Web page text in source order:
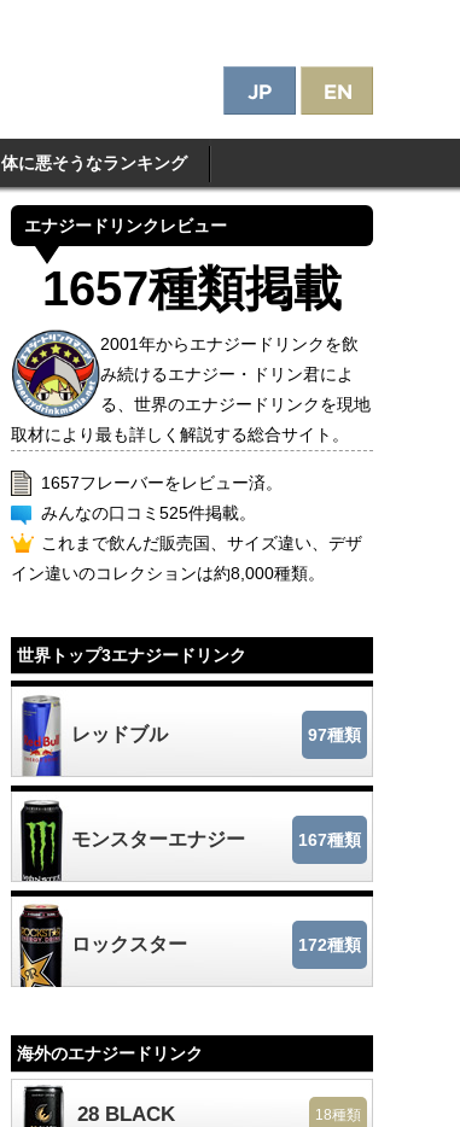
体に悪そうなランキング
エナジードリンクレビュー
1657種類掲載
2001年からエナジードリンクを飲
み続けるエナジー・ドリン君によ
る、世界のエナジードリンクを現地
取材により最も詳しく解説する総合サイト。
1657フレーバーをレビュー済。
みんなの口コミ525件掲載。
これまで飲んだ販売国、サイズ違い、デザ
イン違いのコレクションは約8,000種類。
世界トップ3エナジードリンク
レッドブル 97種類
モンスターエナジー 167種類
ロックスター 172種類
海外のエナジードリンク
28 BLACK 18種類